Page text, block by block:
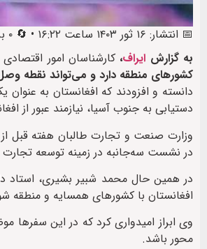
📅 انتشار: ۱۶ ثور ۱۴۰۳ ساعت ۱۶:۲۲ • 🔄 ۰ بروزرسانی • 🕒 آخرین: ۱۶ ثور ۱۴۰۳ ساعت ۱۶:۲۳
به گزارش ایراف، کارشناسان امور
کشورهای منطقه دارد و می‌تواند نقطه
دانسته و افزودند که افغانستان به
دستیابی به جنوب آسیا، نیازمند عبور از
وزارت صنعت و تجارت طالبان هفته قبل
در نشست سه‌جانبه در زمینه توسعه تجارت
در همین حال محمد شبیر بشیری، استاد
افغانستان با کشورهای همسایه و منطقه
وی ابراز امیدواری کرد که در این سفرها
محور باشد.